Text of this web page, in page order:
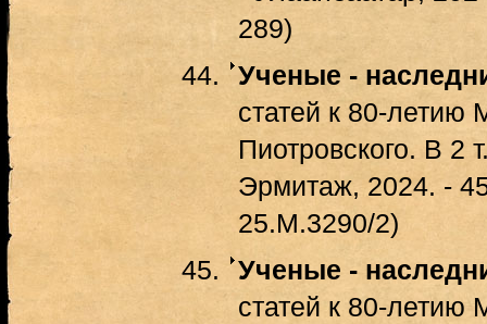
289)
Ученые -
статей к 80-летию
Пиотровского. В 2
Эрмитаж, 2024. -
25.М.3290/2)
Ученые -
статей к 80-летию